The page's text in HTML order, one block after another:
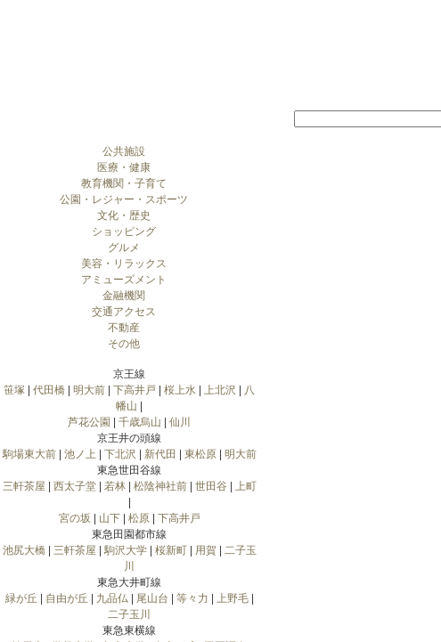
公共施設
医療・健康
教育機関・子育て
公園・レジャー・スポーツ
文化・歴史
ショッピング
グルメ
美容・リラックス
アミューズメント
金融機関
交通アクセス
不動産
その他
京王線
笹塚
代田橋 明大前 下高井戸 桜上水 上北沢
八
幡山
芦花公園
千歳烏山
仙川
京王井の頭線
駒場東大前| 池ノ上 下北沢 新代田 東松原| 明大前
東急世田谷線
三軒茶屋
西太子堂| 若林| 松陰神社前| 世田谷
上町
宮の坂
山下| 松原| 下高井戸
東急田園都市線
池尻大橋| 三軒茶屋 駒沢大学| 桜新町| 用賀| 二子玉
川
東急大井町線
緑が丘
自由が丘 九品仏| 尾山台 等々力 上野毛|
二子玉川
東急東横線